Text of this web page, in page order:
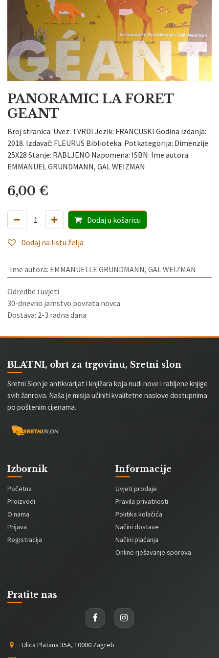
PANORAMIC LA FORET
GEANT
Broj stranica: Uvez: TVRDI Jezik: FRANCUSKI Godina izdanja:
2018. Izdavač: FLEURUS Biblioteka: Potkategorija: Dimenzije:
25X28 Stanje: RABLJENO Napomena: ISBN: Ime autora:
EMMANUEL GRUNDMANN, GAL WEIZMAN
6,00 €
Dodaju košaricu
Dodaj na listu želja
Ime autora: EMMANUELLE GRUNDMANN, GAL WEIZMAN
Odredbe i uvjeti
30-dnevno jamstvo povrata novca
Dostava: 2-3 radna dana
BLATNI, obrt za trgovinu, Sretni slon
Sretni Slon je antikvarijat i knjižara koja nudi nove i rabljene knjige
svih žanrova. Naša je misija učiniti kvalitetne naslove dostupnima
po poštenim cijenama.
Izbornik
Početna
Proizvodi
O nama
Prijava
Registracija
Informacije
Uvjeti prodaje
Pravila privatnosti
Politika kolačića
Načini dostave
Načini plaćanja
Online rješavanje sporova
Pratite nas
Ulica Platana 35A, 10000 Zagreb